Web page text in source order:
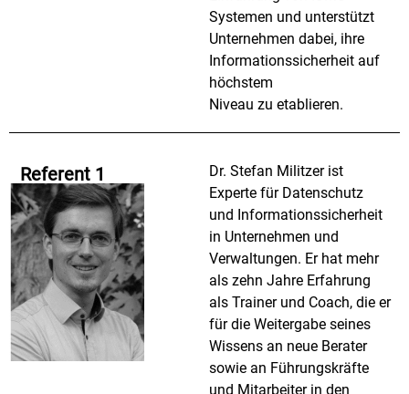
Systemen und unterstützt
Unternehmen dabei, ihre
Informationssicherheit auf
höchstem
Niveau zu etablieren.
Referent 1
Dr. Stefan Militzer ist
Experte für Datenschutz
und Informationssicherheit
in Unternehmen und
Verwaltungen. Er hat mehr
als zehn Jahre Erfahrung
als Trainer und Coach, die er
für die Weitergabe seines
Wissens an neue Berater
sowie an Führungskräfte
und Mitarbeiter in den